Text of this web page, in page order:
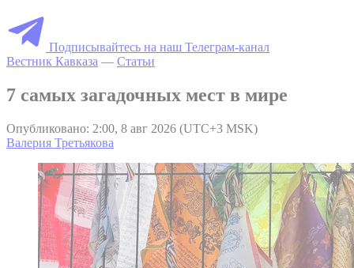
Подписывайтесь на наш Телеграм-канал
Вестник Кавказа — Статьи
7 самых загадочных мест в мире
Опубликовано: 2:00, 8 авг 2026 (UTC+3 MSK)
Валерия Третьякова